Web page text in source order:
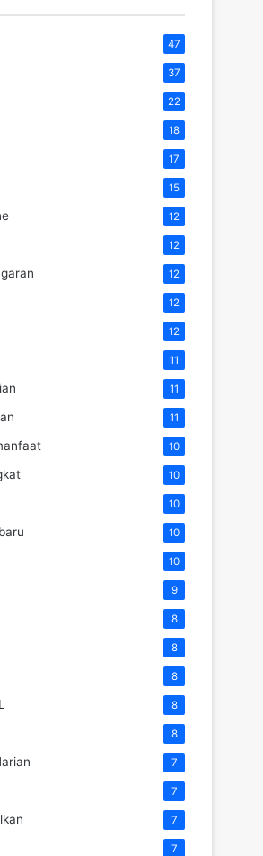
47
37
22
18
17
15
12
12
12
12
12
11
11
11
10
10
10
10
10
9
8
8
8
8
8
7
7
7
7